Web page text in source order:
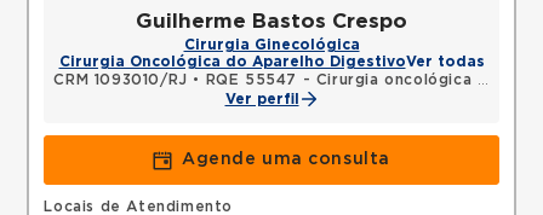
Guilherme Bastos Crespo
Cirurgia Ginecológica
Cirurgia Oncológica do Aparelho DigestivoVer todas
CRM 1093010/RJ • RQE 55547 - Cirurgia oncológica
Ver perfil
Agende uma consulta
Locais de Atendimento